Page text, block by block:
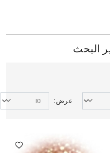
البحث
عرض: